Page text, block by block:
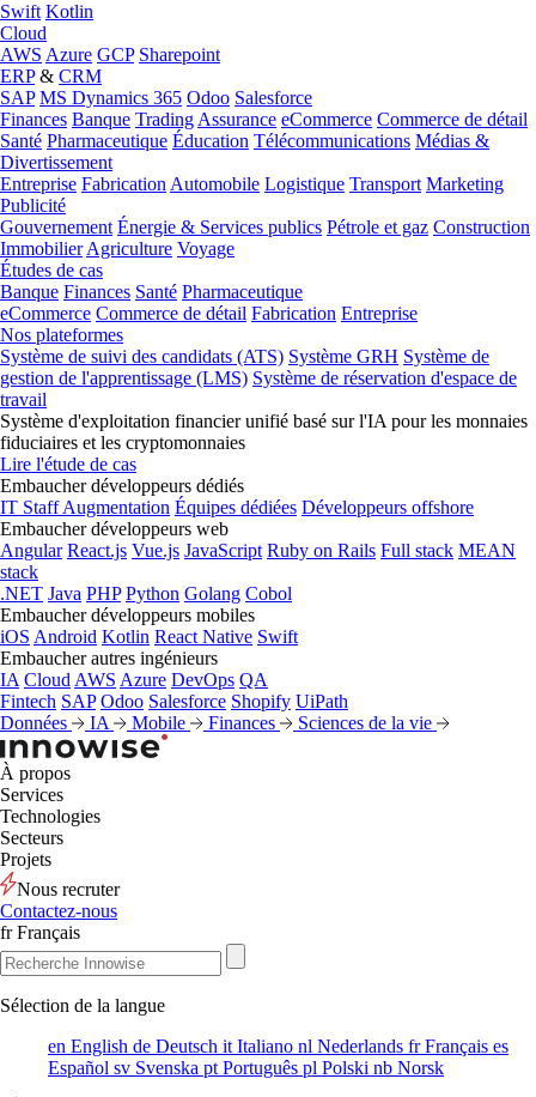
Swift Kotlin
Cloud
AWS Azure GCP Sharepoint
ERP& CRM
SAP MS Dynamics 365 Odoo Salesforce
Finances Banque Trading Assurance eCommerce Commerce de détail
Santé Pharmaceutique Éducation Télécommunications Médias &
Divertissement
Entreprise Fabrication Automobile Logistique Transport Marketing
Publicité
Gouvernement Énergie & Services publics Pétrole et gaz Construction
Immobilier Agriculture Voyage
Études de cas
Banque Finances Santé Pharmaceutique
eCommerce Commerce de détail Fabrication Entreprise
Nos plateformes
Système de suivi des candidats (ATS) Système GRH Système de
gestion de l'apprentissage (LMS) Système de réservation d'espace de
travail
Système d'exploitation financier unifié basé sur l'IA pour les monnaies
fiduciaires et les cryptomonnaies
Lire l'étude de cas
Embaucher développeurs dédiés
IT Staff Augmentation Équipes dédiées Développeurs offshore
Embaucher développeurs web
Angular React.js Vue.js JavaScript Ruby on Rails Full stack MEAN
stack
.NET Java PHP Python Golang Cobol
Embaucher développeurs mobiles
iOS Android Kotlin React Native Swift
Embaucher autres ingénieurs
IA Cloud AWS Azure DevOps QA
Fintech SAP Odoo Salesforce Shopify UiPath
Données
IA Mobile Finances Sciences de la vie
À propos
Services
Technologies
Secteurs
Projets
Nous recruter
Contactez-nous
fr Français
Sélection de la langue
en English de Deutsch it Italiano nl Nederlands frFrançais es
Español sv Svenska pt Português pl Polski nb Norsk